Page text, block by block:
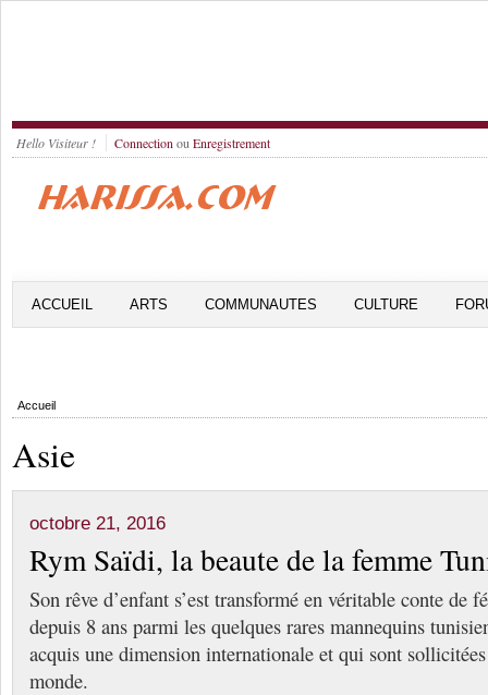
Hello Visiteur ! Connection ou Enregistrement
ACCUEIL ARTS COMMUNAUTES CULTURE
Accueil
Asie
octobre 21, 2016
Rym Saïdi, la beaute de la femme
Son rêve d’enfant s’est transformé en véritable conte de
depuis 8 ans parmi les quelques rares mannequins
acquis une dimension internationale et qui sont
monde.